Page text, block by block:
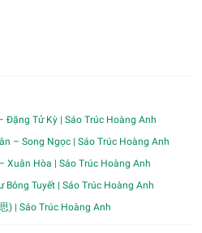
Tử Kỳ | Sáo Trúc Hoàng Anh
– Song Ngọc | Sáo Trúc Hoàng Anh
Xuân Hòa | Sáo Trúc Hoàng Anh
Bông Tuyết | Sáo Trúc Hoàng Anh
) | Sáo Trúc Hoàng Anh